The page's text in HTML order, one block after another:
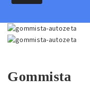
Gommista